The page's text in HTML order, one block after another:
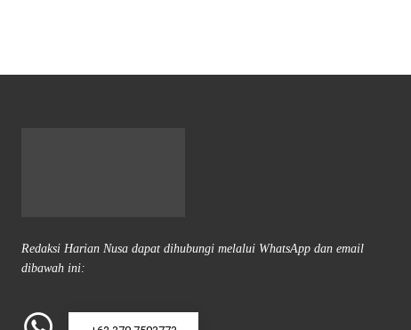
Redaksi Harian Nusa dapat dihubungi melalui WhatsApp dan email
dibawah ini: